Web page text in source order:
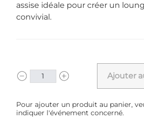
assise idéale pour créer un
convivial.
Ajouter
Pour ajouter un produit au panier,
indiquer l'événement concerné.